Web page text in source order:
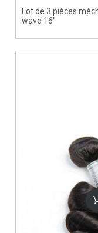
Lot de 3 pièces
wave 16"